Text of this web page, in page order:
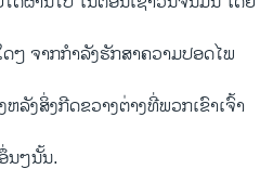
ໆ ຈາກກຳລັງ​ຮັກສາ​ຄວາມປອດ​ໄພ
ລັງ​ສິ່ງ​ກີດ​ຂວາງຕ່າງ​ທີ່​ພວກ​ເຂົາ​ເຈົ້າ​
ນໆນັ້ນ.